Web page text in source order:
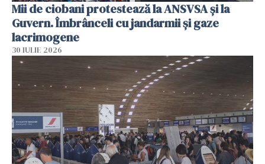
Mii de ciobani protestează la ANSVSA și la
Guvern. Îmbrânceli cu jandarmii și gaze
lacrimogene
30 IULIE 2026